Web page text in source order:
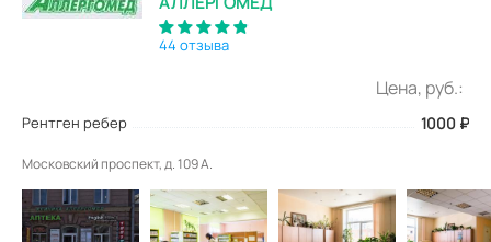
44 отзыва
Цена, руб.:
Рентген ребер 1000 ₽
Московский проспект, д. 109 А.